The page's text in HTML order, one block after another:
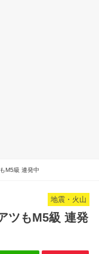
M5級 連発中
地震・火山
もM5級 連発